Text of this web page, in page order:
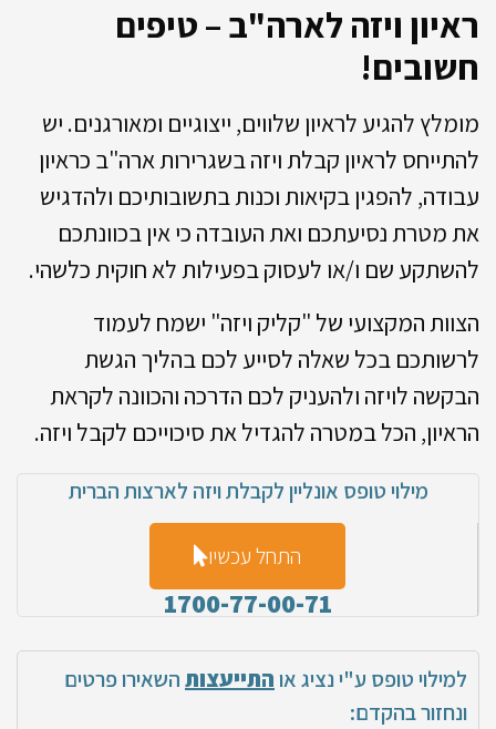
ראיון ויזה לארה"ב – טיפים
חשובים!
מומלץ להגיע לראיון שלווים, ייצוגיים ומאורגנים. יש
להתייחס לראיון קבלת ויזה בשגרירות ארה"ב כראיון
עבודה, להפגין בקיאות וכנות בתשובותיכם ולהדגיש
את מטרת נסיעתכם ואת העובדה כי אין בכוונתכם
להשתקע שם ו/או לעסוק בפעילות לא חוקית כלשהי.
הצוות המקצועי של "קליק ויזה" ישמח לעמוד
לרשותכם בכל שאלה לסייע לכם בהליך הגשת
הבקשה לויזה ולהעניק לכם הדרכה והכוונה לקראת
הראיון, הכל במטרה להגדיל את סיכוייכם לקבל ויזה.
מילוי טופס אונליין לקבלת ויזה לארצות הברית
התחל עכשיו
1700-77-00-71
למילוי טופס ע"י נציג אוהתייעצותהשאירו פרטים
ונחזור בהקדם: